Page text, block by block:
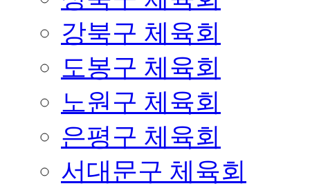
강북구 체육회
도봉구 체육회
노원구 체육회
은평구 체육회
서대문구 체육회